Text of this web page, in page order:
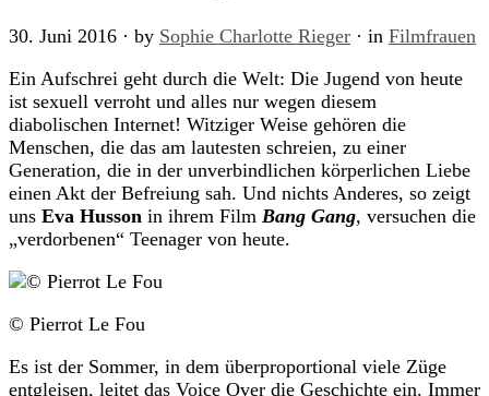
30. Juni 2016 · by Sophie Charlotte Rieger · in Filmfrauen
Ein Aufschrei geht durch die Welt: Die Jugend von heute
ist sexuell verroht und alles nur wegen diesem
diabolischen Internet! Witziger Weise gehören die
Menschen, die das am lautesten schreien, zu einer
Generation, die in der unverbindlichen körperlichen Liebe
einen Akt der Befreiung sah. Und nichts Anderes, so zeigt
uns Eva Husson in ihrem Film Bang Gang, versuchen die
„verdorbenen“ Teenager von heute.
© Pierrot Le Fou
Es ist der Sommer, in dem überproportional viele Züge
entgleisen, leitet das Voice Over die Geschichte ein. Immer